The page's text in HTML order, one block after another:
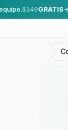
$149GRÁTIS